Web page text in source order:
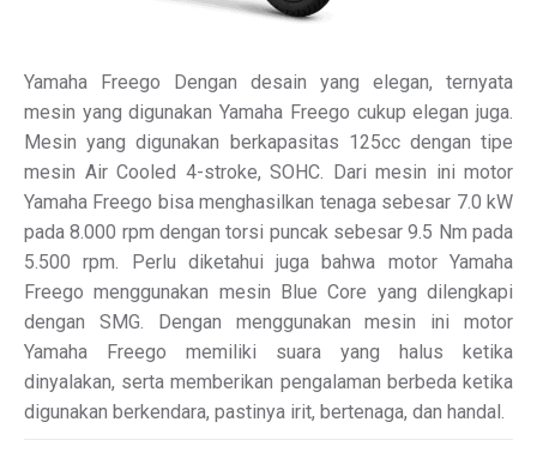
Yamaha Freego Dengan desain yang elegan, ternyata
mesin yang digunakan Yamaha Freego cukup elegan juga.
Mesin yang digunakan berkapasitas 125cc dengan tipe
mesin Air Cooled 4-stroke, SOHC. Dari mesin ini motor
Yamaha Freego bisa menghasilkan tenaga sebesar 7.0 kW
pada 8.000 rpm dengan torsi puncak sebesar 9.5 Nm pada
5.500 rpm. Perlu diketahui juga bahwa motor Yamaha
Freego menggunakan mesin Blue Core yang dilengkapi
dengan SMG. Dengan menggunakan mesin ini motor
Yamaha Freego memiliki suara yang halus ketika
dinyalakan, serta memberikan pengalaman berbeda ketika
digunakan berkendara, pastinya irit, bertenaga, dan handal.